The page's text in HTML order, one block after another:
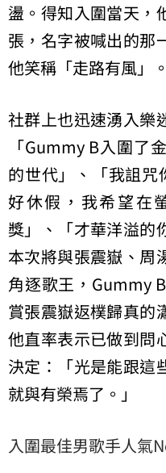
盪。得知入圍當天，
張，名字被喊出的那
他笑稱「走路有風」。
社群上也迅速湧入樂
「Gummy B入圍了
的世代」、「我詛
好休假，我希望在
獎」、「才華洋溢的
本次將與張震嶽、周
角逐歌王，Gummy
賞張震嶽返樸歸真的
他直率表示已做到問
決定：「光是能跟這
就與有榮焉了。」
入圍最佳男歌手人氣